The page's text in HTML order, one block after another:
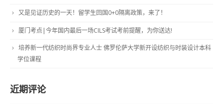
又是见证历史的一天！留学生回国0+0隔离政策，来了！
厦门考点|今年国内最后一场CILS考试考前提醒，为你送达!
培养新一代纺织时尚界专业人士 佛罗伦萨大学新开设纺织与时装设计本科
学位课程
近期评论